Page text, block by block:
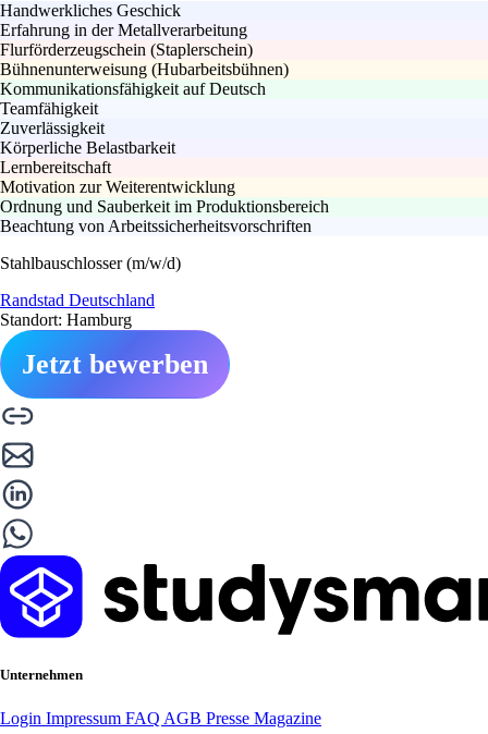
Handwerkliches Geschick
Erfahrung in der Metallverarbeitung
Flurförderzeugschein (Staplerschein)
Bühnenunterweisung (Hubarbeitsbühnen)
Kommunikationsfähigkeit auf Deutsch
Teamfähigkeit
Zuverlässigkeit
Körperliche Belastbarkeit
Lernbereitschaft
Motivation zur Weiterentwicklung
Ordnung und Sauberkeit im Produktionsbereich
Beachtung von Arbeitssicherheitsvorschriften
Stahlbauschlosser (m/w/d)
Randstad Deutschland
Standort: Hamburg
Jetzt bewerben
Unternehmen
Login Impressum FAQ AGB Presse Magazine